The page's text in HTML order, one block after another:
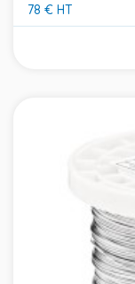
78 € HT
Prix